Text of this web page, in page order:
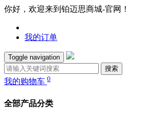
你好，欢迎来到铂迈思商城-官网！
我的订单
Toggle navigation
搜索
我的购物车 0
全部产品分类